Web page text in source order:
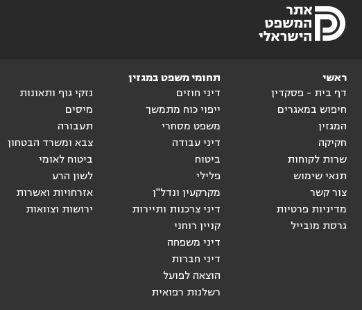
ראשי
דף בית - פסקדין
חיפוש במאגרים
המגזין
חקיקה
שרות לקוחות
תנאי שימוש
צור קשר
מדיניות פרטיות
גרסת מובייל
תחומי משפט במגזין
דיני חוזים
ייפוי כוח מתמשך
משפט מסחרי
דיני עבודה
ביטוח
פלילי
מקרקעין ונדל"ן
דיני צרכנות ותיירות
קניין רוחני
דיני משפחה
דיני חברות
הוצאה לפועל
רשלנות רפואית
נזקי גוף ותאונות
מיסים
תעבורה
צבא ומשרד הבטחון
ביטוח לאומי
לשון הרע
אזרחויות ואשרות
ירושות וצוואות